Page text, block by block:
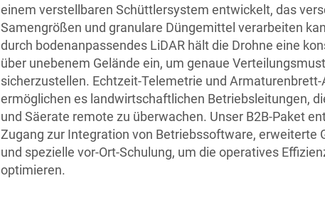
einem verstellbaren Schüttlersystem entwickelt, das
Samengrößen und granulare Düngemittel verarbeiten
durch bodenanpassendes LiDAR hält die Drohne eine
über unebenem Gelände ein, um genaue
sicherzustellen. Echtzeit-Telemetrie und Armaturenbrett-
ermöglichen es landwirtschaftlichen Betriebsleitungen,
und Säerate remote zu überwachen. Unser B2B-Paket
Zugang zur Integration von Betriebssoftware, erweiterte
und spezielle vor-Ort-Schulung, um die operatives
optimieren.